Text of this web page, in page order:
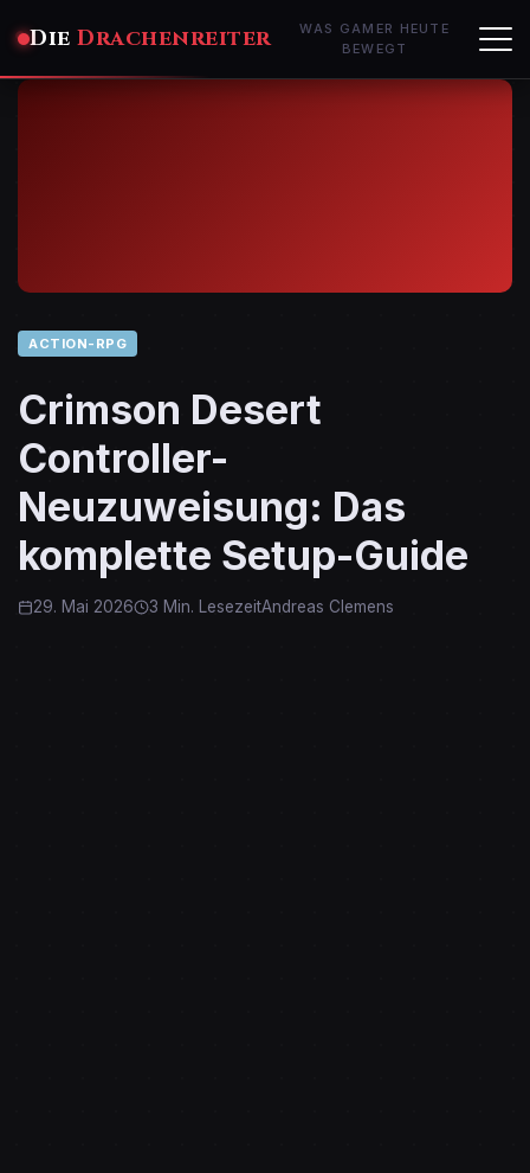
Die Drachenreiter
WAS GAMER HEUTE
BEWEGT
ACTION-RPG
Crimson Desert
Controller-
Neuzuweisung: Das
komplette Setup-Guide
29. Mai 2026 3 Min. LesezeitAndreas Clemens